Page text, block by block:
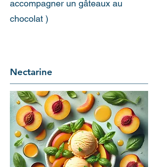
accompagner un gâteaux au
chocolat )
Nectarine